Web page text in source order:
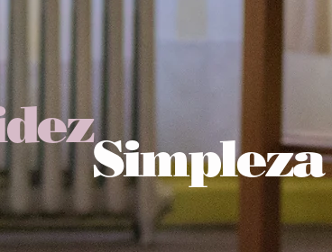
Simpleza